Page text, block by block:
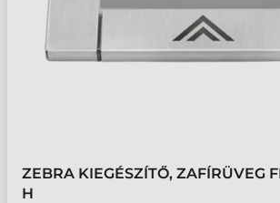
ZEBRA KIEGÉSZÍTŐ, ZAFÍRÜVEG
H